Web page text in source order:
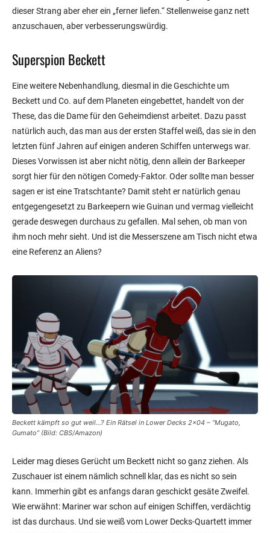
dieser Strang aber eher ein „ferner liefen.“ Stellenweise ganz nett
anzuschauen, aber verbesserungswürdig.
Superspion Beckett
Eine weitere Nebenhandlung, diesmal in die Geschichte um
Beckett und Co. auf dem Planeten eingebettet, handelt von der
These, das die Dame für den Geheimdienst arbeitet. Dazu passt
natürlich auch, das man aus der ersten Staffel weiß, das sie in den
letzten fünf Jahren auf einigen anderen Schiffen unterwegs war.
Dieses Vorwissen ist aber nicht nötig, denn allein der Barkeeper
sorgt hier für den nötigen Comedy-Faktor. Oder sollte man besser
sagen er ist eine Tratschtante? Damit steht er natürlich genau
entgegengesetzt zu Barkeepern wie Guinan und vermag vielleicht
gerade deswegen durchaus zu gefallen. Mal sehen, ob man von
ihm noch mehr sieht. Und ist die Messerszene am Tisch nicht etwa
eine Referenz an Aliens?
Beckett kämpft so gut weil…? Ein Rätsel in Lower Decks 2×04 – “Mugato,
Gumato” (Bild: CBS/Amazon)
Leider mag dieses Gerücht um Beckett nicht so ganz ziehen. Als
Zuschauer ist einem nämlich schnell klar, das es nicht so sein
kann. Immerhin gibt es anfangs daran geschickt gesäte Zweifel.
Wie erwähnt: Mariner war schon auf einigen Schiffen, verdächtig
ist das durchaus. Und sie weiß vom Lower Decks-Quartett immer